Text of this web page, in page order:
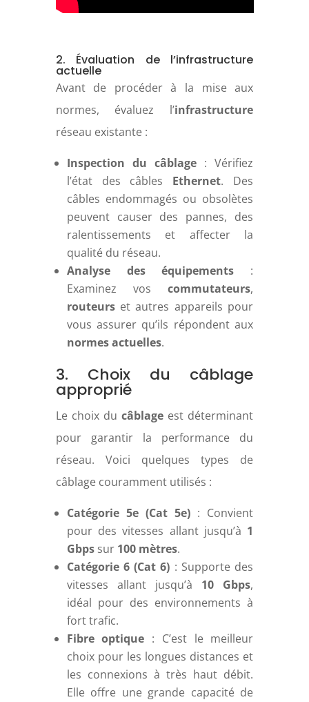
2. Évaluation de l’infrastructure
actuelle
Avant de procéder à la mise aux
normes, évaluez l’infrastructure
réseau existante :
Inspection du câblage : Vérifiez
l’état des câbles Ethernet. Des
câbles endommagés ou obsolètes
peuvent causer des pannes, des
ralentissements et affecter la
qualité du réseau.
Analyse des équipements :
Examinez voscommutateurs,
routeurset autres appareils pour
vous assurer qu’ils répondent aux
normes actuelles.
3. Choix du câblage
approprié
Le choix ducâblage est déterminant
pour garantir la performance du
réseau. Voici quelques types de
câblage couramment utilisés :
Catégorie 5e (Cat 5e) : Convient
pour des vitesses allant jusqu’à 1
Gbpssur 100 mètres.
Catégorie 6 (Cat 6) : Supporte des
vitesses allant jusqu’à 10 Gbps,
idéal pour des environnements à
fort trafic.
Fibre optique : C’est le meilleur
choix pour les longues distances et
les connexions à très haut débit.
Elle offre une grande capacité de